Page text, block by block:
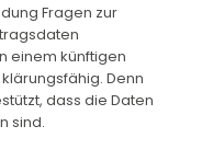
Fragen zur
einem künftigen
Denn
dass die Daten
sind.